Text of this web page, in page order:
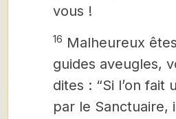
vous !
16 Malheureux
guides aveugles,
dites : “Si l’on fait
par le Sanctuaire,